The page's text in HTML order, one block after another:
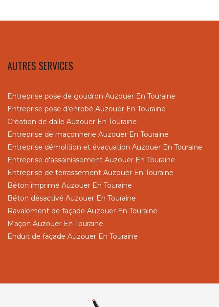
AUTRES SERVICES
Entreprise pose de goudron Auzouer En Touraine
Entreprise pose d'enrobé Auzouer En Touraine
Création de dalle Auzouer En Touraine
Entreprise de maçonnerie Auzouer En Touraine
Entreprise démolition et évacuation Auzouer En Touraine
Entreprise d'assainissement Auzouer En Touraine
Entreprise de terrassement Auzouer En Touraine
Béton imprimé Auzouer En Touraine
Béton désactivé Auzouer En Touraine
Ravalement de façade Auzouer En Touraine
Maçon Auzouer En Touraine
Enduit de façade Auzouer En Touraine